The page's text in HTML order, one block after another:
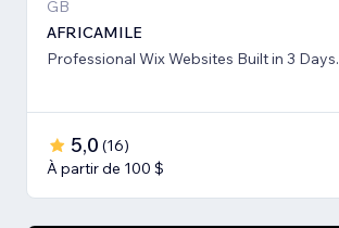
GB
AFRICAMILE
Professional Wix Websites Built in 3 Days.
5,0 (16)
À partir de 100 $